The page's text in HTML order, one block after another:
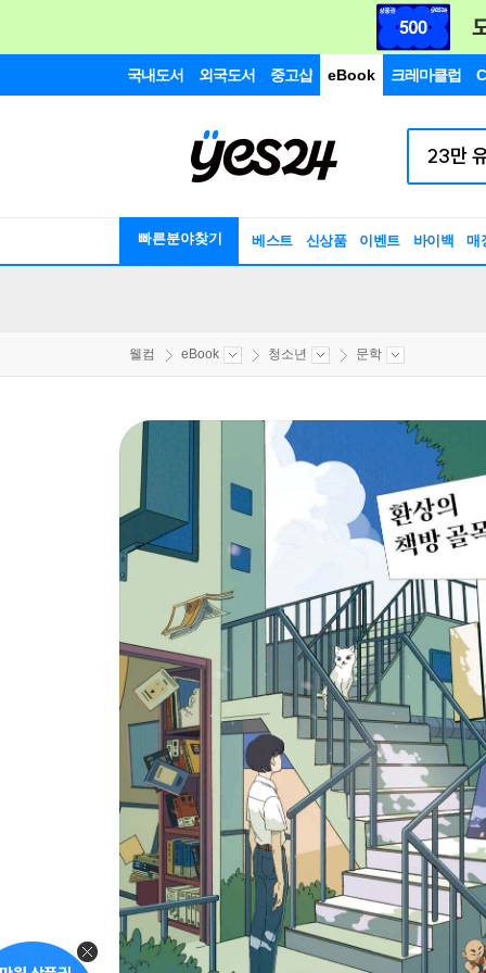
국내도서 외국도서 중고샵 eBook 크레마클럽
빠른분야찾기 베스트 신상품 이벤트 바이백 매
웰컴 eBook 청소년 문학